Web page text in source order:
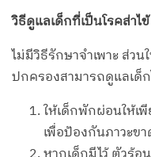
วิธีดูแลเด็กที่เป็นโรคส่าไข้
ไม่มีวิธีรักษาจำเพาะ ส่ว
ปกครองสามารถดูแลเด็
ให้เด็กพักผ่อนให้เ
เพื่อป้องกันภาวะข